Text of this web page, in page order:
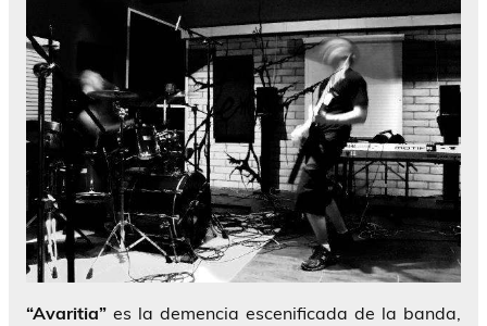
“Avaritia” es la demencia escenificada de la banda,